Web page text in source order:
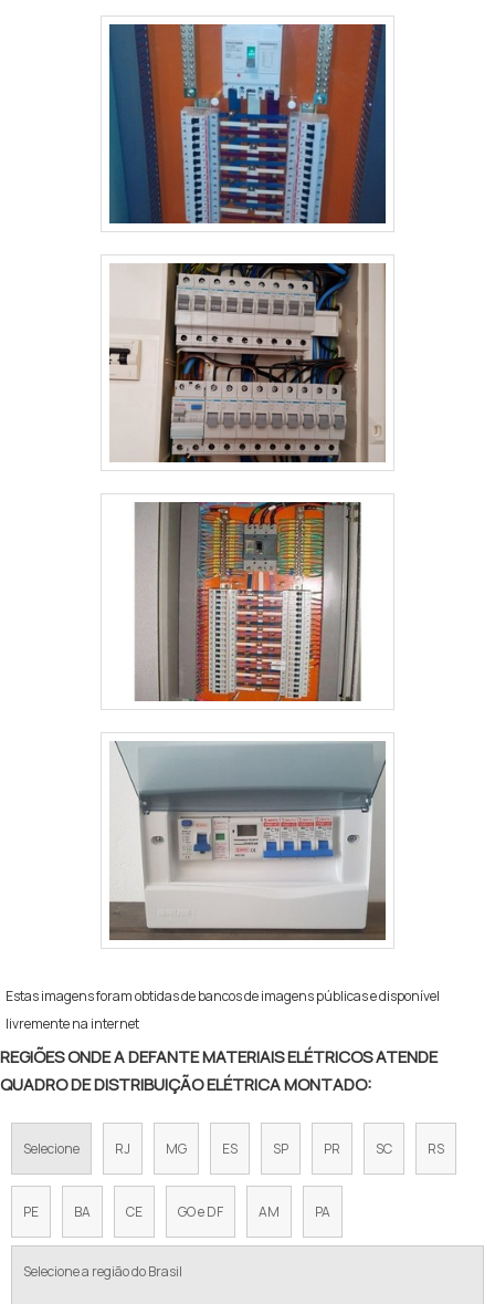
Estas imagens foram obtidas de bancos de imagens públicas e disponível
livremente na internet
REGIÕES ONDE A DEFANTE MATERIAIS ELÉTRICOS ATENDE
QUADRO DE DISTRIBUIÇÃO ELÉTRICA MONTADO:
Selecione RJ MG ES SP PR SC RS
PE BA CE GO e DF AM PA
Selecione a região do Brasil